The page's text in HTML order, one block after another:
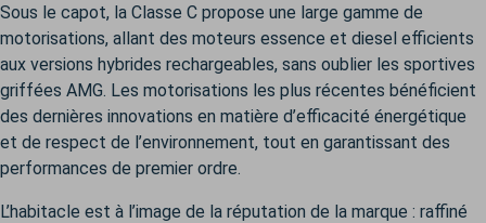
Sous le capot, la Classe C propose une large gamme de
motorisations, allant des moteurs essence et diesel efficients
aux versions hybrides rechargeables, sans oublier les sportives
griffées AMG. Les motorisations les plus récentes bénéficient
des dernières innovations en matière d’efficacité énergétique
et de respect de l’environnement, tout en garantissant des
performances de premier ordre.
L’habitacle est à l’image de la réputation de la marque : raffiné